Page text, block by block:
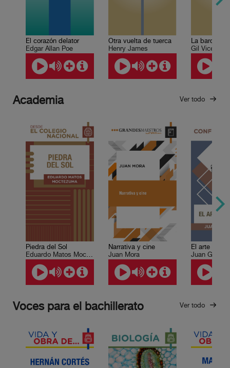
El corazón delator
Edgar Allan Poe
Otra vuelta de tuerca
Henry James
La barca de
Gil Vicente
Academia Ver todo
Piedra del Sol
Eduardo Matos Moctezuma
Narrativa y cine
Juan Mora
Juan
Voces para el bachillerato Ver todo